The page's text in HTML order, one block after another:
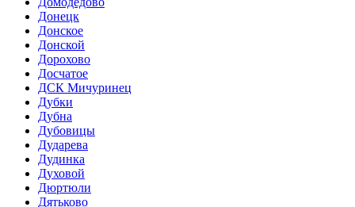
Донецк
Донское
Донской
Дорохово
Досчатое
ДСК Мичуринец
Дубки
Дубна
Дубовицы
Дударева
Дудинка
Духовой
Дюртюли
Дятьково